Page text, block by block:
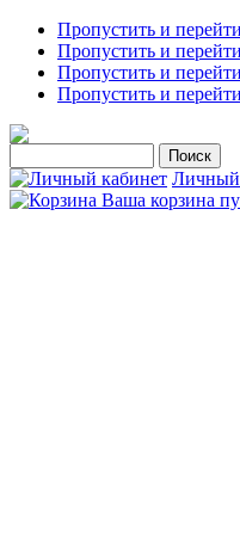
Пропустить и
Пропустить и
Пропустить и
Пропустить и
Личный
Ваша корзина